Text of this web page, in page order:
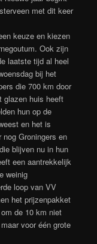
met dit keer
keuze en kiezen
Ook zijn
laatste tijd al heel
bij het
die 700 km door
glazen huis heeft
hun op de
en het is
Groningers en
blijven nu in hun
een aantrekkelijk
weinig
loop van VV
het prijzenpakket
de 10 km niet
voor één grote